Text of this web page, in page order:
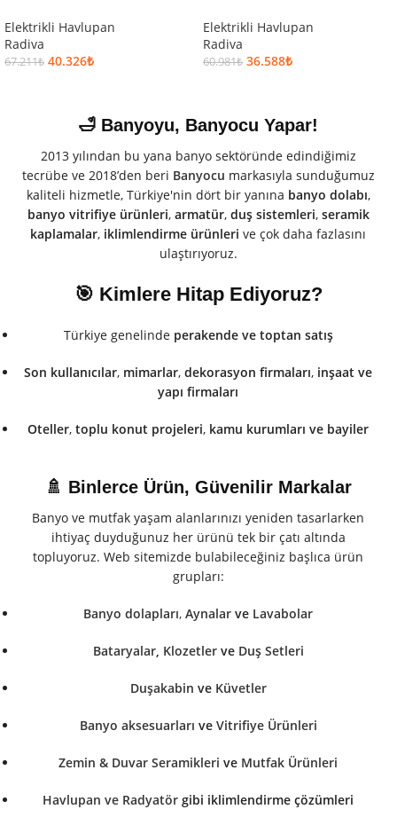
Elektrikli Havlupan
Radiva
67.211₺ 40.326₺
Elektrikli Havlupan
Radiva
60.981₺ 36.588₺
🛁 Banyoyu, Banyocu Yapar!
2013 yılından bu yana banyo sektöründe edindiğimiz
tecrübe ve 2018’den beri Banyocu markasıyla sunduğumuz
kaliteli hizmetle, Türkiye'nin dört bir yanına banyo dolabı,
banyo vitrifiye ürünleri, armatür, duş sistemleri, seramik
kaplamalar, iklimlendirme ürünleri ve çok daha fazlasını
ulaştırıyoruz.
🎯 Kimlere Hitap Ediyoruz?
Türkiye genelinde perakende ve toptan satış
Son kullanıcılar, mimarlar,dekorasyon firmaları, inşaat ve
yapı firmaları
Oteller,toplu konut projeleri, kamu kurumları ve bayiler
🚿 Binlerce Ürün, Güvenilir Markalar
Banyo ve mutfak yaşam alanlarınızı yeniden tasarlarken
ihtiyaç duyduğunuz her ürünü tek bir çatı altında
topluyoruz. Web sitemizde bulabileceğiniz başlıca ürün
grupları:
Banyo dolapları, Aynalar ve Lavabolar
Bataryalar, Klozetlerve Duş Setleri
Duşakabin ve Küvetler
Banyo aksesuarları veVitrifiye Ürünleri
Zemin & Duvar Seramikleri ve Mutfak Ürünleri
Havlupan ve Radyatör gibi iklimlendirme çözümleri